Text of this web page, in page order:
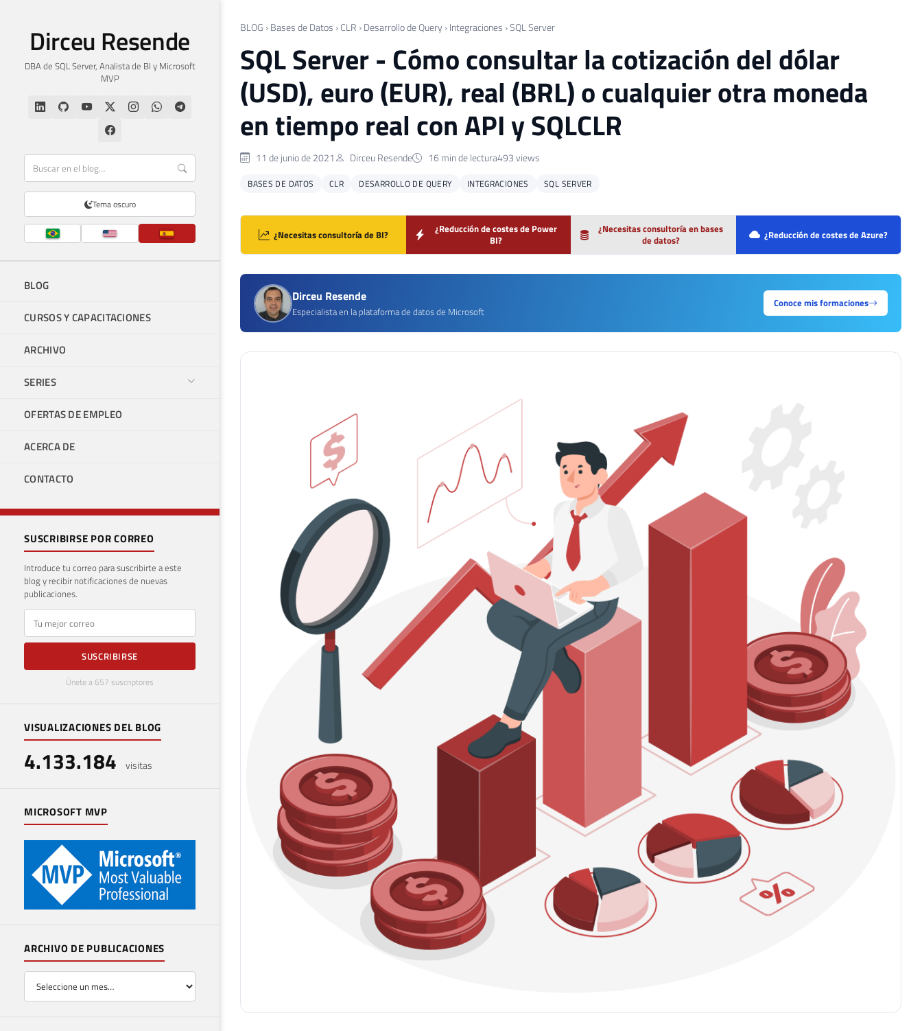
Dirceu Resende
DBA de SQL Server, Analista de BI y Microsoft
MVP
Tema oscuro
BLOG
CURSOS Y CAPACITACIONES
ARCHIVO
SERIES
OFERTAS DE EMPLEO
ACERCA DE
CONTACTO
SUSCRIBIRSE POR CORREO
Introduce tu correo para suscribirte a este
blog y recibir notificaciones de nuevas
publicaciones.
E-mail
SUSCRIBIRSE
Únete a 657 suscriptores
VISUALIZACIONES DEL BLOG
4.133.184 visitas
MICROSOFT MVP
ARCHIVO DE PUBLICACIONES
BLOG › Bases de Datos › CLR › Desarrollo de Query › Integraciones ›SQL Server
SQL Server - Cómo consultar la cotización del dólar
(USD), euro (EUR), real (BRL) o cualquier otra moneda
en tiempo real con API y SQLCLR
11 de junio de 2021 Dirceu Resende 16 min de lectura493 views
BASES DE DATOS CLR DESARROLLO DE QUERY INTEGRACIONES SQL SERVER
¿Necesitas consultoría de BI?
¿Reducción de costes de Power
BI?
¿Necesitas consultoría en bases
de datos?
¿Reducción de costes de Azure?
Dirceu Resende
Especialista en la plataforma de datos de Microsoft
Conoce mis formaciones